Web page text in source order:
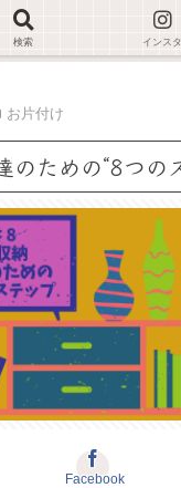
でも大丈夫🌿仕事が止まらない環境を一
お片付け
のための“8つの
Facebook
検索 インスタ